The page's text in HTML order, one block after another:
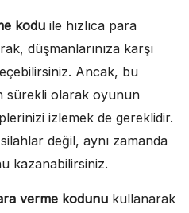
kodu ile hızlıca para
düşmanlarınıza karşı
Ancak, bu
sürekli olarak oyunun
izlemek de gereklidir.
değil, aynı zamanda
kazanabilirsiniz.
verme kodunu kullanarak